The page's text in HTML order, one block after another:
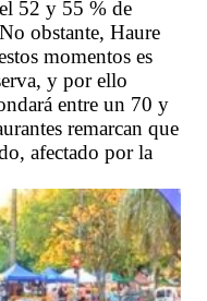
52 y 55 % de
obstante, Haure
momentos es
y por ello
entre un 70 y
remarcan que
afectado por la